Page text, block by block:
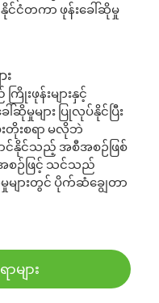
ငံတကာ ဖုန်းခေါ်ဆိုမှု
း
းဖုန်းများနှင့်
ဆိုမှုများ ပြုလုပ်နိုင်ပြီး
းစရာ မလိုဘဲ
င်နိုင်သည့် အစီအစဉ်ဖြစ်
စဉ်ဖြင့် သင်သည်
များတွင် ပိုက်ဆံချွေတာ
များ